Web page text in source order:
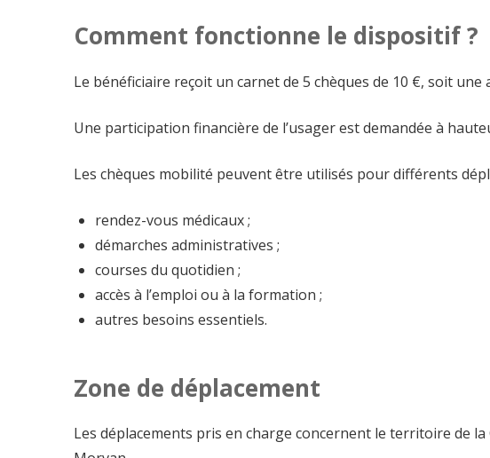
Comment fonctionne le dispositif ?
Le bénéficiaire reçoit un carnet de 5 chèques de 10 €, soit une
Une participation financière de l’usager est demandée à
Les chèques mobilité peuvent être utilisés pour différents
rendez-vous médicaux ;
démarches administratives ;
courses du quotidien ;
accès à l’emploi ou à la formation ;
autres besoins essentiels.
Zone de déplacement
Les déplacements pris en charge concernent le territoire de